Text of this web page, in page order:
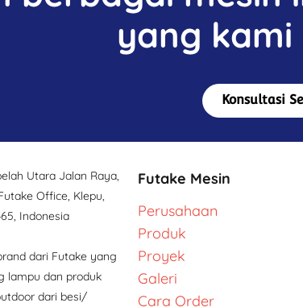
yang kami
Konsultasi
Utara Jalan Raya,
Office, Klepu,
Indonesia
dari Futake yang
lampu dan produk
dari besi/
Futake Mesin
Perusahaan
Produk
Proyek
Galeri
Cara Order